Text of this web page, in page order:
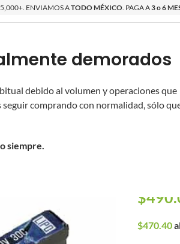
demorados
debido al volumen y operaciones que
comprando con normalidad, sólo
siempre.
ENVIAMOS ATODO MÉXICO . PAGA A3 o 6
NUEVOSPROMOCIONES
Inicio
$
$470.40